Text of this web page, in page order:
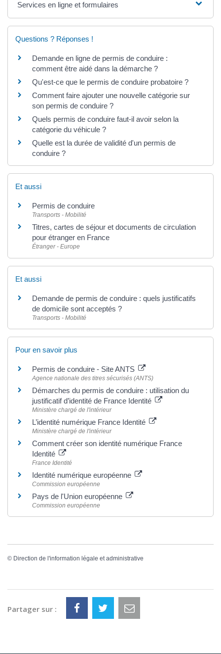
Services en ligne et formulaires
Questions ? Réponses !
Demande en ligne de permis de conduire :
comment être aidé dans la démarche ?
Qu'est-ce que le permis de conduire probatoire ?
Comment faire ajouter une nouvelle catégorie sur
son permis de conduire ?
Quels permis de conduire faut-il avoir selon la
catégorie du véhicule ?
Quelle est la durée de validité d'un permis de
conduire ?
Et aussi
Permis de conduire
Transports - Mobilité
Titres, cartes de séjour et documents de circulation
pour étranger en France
Étranger - Europe
Et aussi
Demande de permis de conduire : quels justificatifs
de domicile sont acceptés ?
Transports - Mobilité
Pour en savoir plus
Permis de conduire - Site ANTS
Agence nationale des titres sécurisés (ANTS)
Démarches du permis de conduire : utilisation du
justificatif d’identité de France Identité
Ministère chargé de l'intérieur
L’identité numérique France Identité
Ministère chargé de l'intérieur
Comment créer son identité numérique France
Identité
France Identité
Identité numérique européenne
Commission européenne
Pays de l'Union européenne
Commission européenne
© Direction de l'information légale et administrative
Partager sur :